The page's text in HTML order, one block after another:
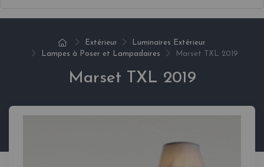
Extérieur
Luminaires Extérieur
Lampes à Poser et Lampadaires
Marset TXL 2019
Marset TXL 2019